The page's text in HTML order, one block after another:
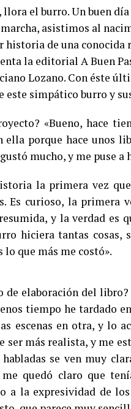
el burro. Un buen
asistimos al
historia de una
la editorial A Buen
Lozano. Con éste
este simpático burro y
«Bueno, hace
ella porque hace unos
mucho, y me puse a
la primera vez
Es curioso, la
y la verdad es
hiciera tantas
lo que más me costó».
de elaboración del
tiempo he tardado
escenas en otra, y lo
ser más realista, y me
habladas se ven muy
me quedó claro que
a la expresividad de